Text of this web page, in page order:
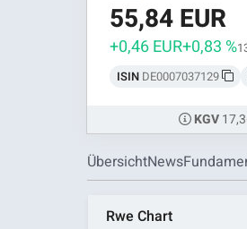
55,84 EUR
+0,46 EUR+0,83 %
ISIN DE0007037129
KGV
ÜbersichtNews
Rwe Chart